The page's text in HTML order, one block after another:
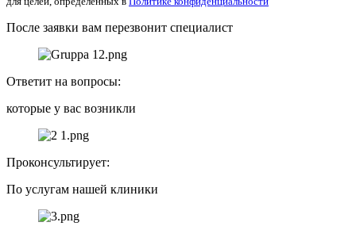
После заявки вам перезвонит специалист
Ответит на вопросы:
которые у вас возникли
Проконсультирует:
По услугам нашей клиники